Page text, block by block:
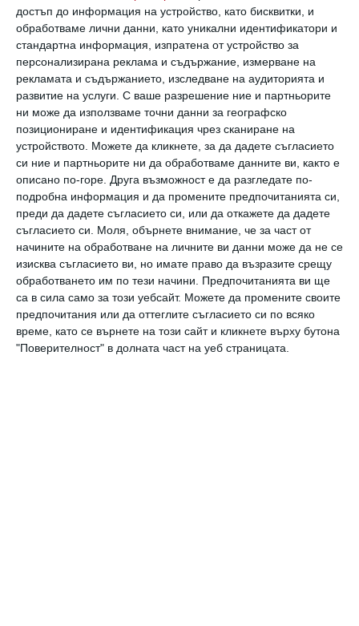
достъп до информация на устройство, като бисквитки, и
обработваме лични данни, като уникални идентификатори и
стандартна информация, изпратена от устройство за
персонализирана реклама и съдържание, измерване на
рекламата и съдържанието, изследване на аудиторията и
развитие на услуги. С ваше разрешение ние и партньорите
ни може да използваме точни данни за географско
позициониране и идентификация чрез сканиране на
устройството. Можете да кликнете, за да дадете съгласието
си ние и партньорите ни да обработваме данните ви, както е
описано по-горе. Друга възможност е да разгледате по-
подробна информация и да промените предпочитанията си,
преди да дадете съгласието си, или да откажете да дадете
съгласието си. Моля, обърнете внимание, че за част от
начините на обработване на личните ви данни може да не се
изисква съгласието ви, но имате право да възразите срещу
обработването им по тези начини. Предпочитанията ви ще
са в сила само за този уебсайт. Можете да промените своите
предпочитания или да оттеглите съгласието си по всяко
време, като се върнете на този сайт и кликнете върху бутона
"Поверителност" в долната част на уеб страницата.
общото ви бъдеще.
Възможно е в тези отношения нещо да не ви
достига и този дефицит да се изразява в
тревожни усещания, които описвате като
„не ми дават мира“.Какво ви кара да се
съмнявате, че тази жена е с вас само заради
детето?
Какво не е наред? Какво е първото нещо,
което идва на ум за връзката ви, щом в
момента се притеснявате за своята
неприязън към момчето?
Психиката е устроена така, че се опитва да
намери обяснение на неразбираемите